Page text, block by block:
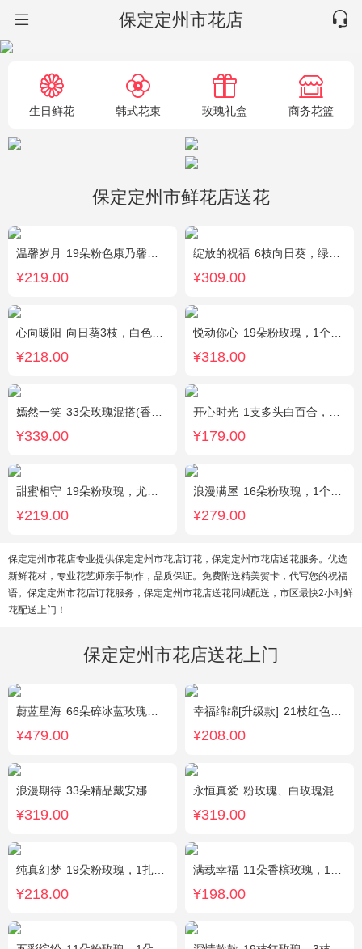
保定定州市花店
生日鲜花 韩式花束 玫瑰礼盒 商务花篮
保定定州市鲜花店送花
温馨岁月 19朵粉色康乃馨，粉色满天星搭配
¥219.00
绽放的祝福 6枝向日葵，绿色桔梗、尤加利搭配
¥309.00
心向暖阳 向日葵3枝，白色洋桔梗0.5扎，绿色小雏菊2枝，雪柳0.1扎
¥218.00
悦动你心 19朵粉玫瑰，1个粉色绣球，2个白色乒乓菊，粉色桔梗、尤加利间插丰满
¥318.00
嫣然一笑 33朵玫瑰混搭(香槟玫瑰+红玫瑰)，桔梗、配花、绿叶
¥339.00
开心时光 1支多头白百合，3朵粉玫瑰，4朵康乃馨，桔梗、满天星、绿叶混搭
¥179.00
甜蜜相守 19朵粉玫瑰，尤加利、小花搭配
¥219.00
浪漫满屋 16朵粉玫瑰，1个粉色绣球，3个乒乓菊，桔梗、绿叶搭配
¥279.00
保定定州市花店专业提供保定定州市花店订花，保定定州市花店送花服务。优选
新鲜花材，专业花艺师亲手制作，品质保证。免费附送精美贺卡，代写您的祝福
语。保定定州市花店订花服务，保定定州市花店送花同城配送，市区最快2小时鲜
花配送上门！
保定定州市花店送花上门
蔚蓝星海 66朵碎冰蓝玫瑰，外围满天星环绕
¥479.00
幸福绵绵[升级款] 21枝红色康乃馨，加拿大黄莺，满天星间插丰满
¥208.00
浪漫期待 33朵精品戴安娜粉玫瑰，叶上黄金适量搭配。
¥319.00
永恒真爱 粉玫瑰、白玫瑰混搭，共33朵，桔梗、尤加利搭配
¥319.00
纯真幻梦 19朵粉玫瑰，1扎满天星间插丰满
¥218.00
满载幸福 11朵香槟玫瑰，1支白色多头香水百合，搭配桔梗、黄莺。
¥198.00